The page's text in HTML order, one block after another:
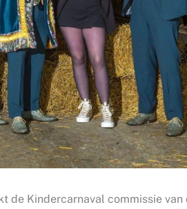
de Kindercarnaval commissie